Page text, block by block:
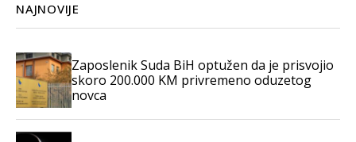
NAJNOVIJE
Zaposlenik Suda BiH optužen da je prisvojio
skoro 200.000 KM privremeno oduzetog
novca